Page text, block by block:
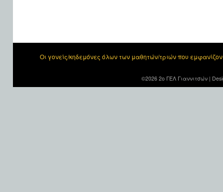
Οι γονείς/κηδεμόνες όλων των μαθητών/τριών που
©2026 2ο ΓΕΛ Γιαννιτσών |